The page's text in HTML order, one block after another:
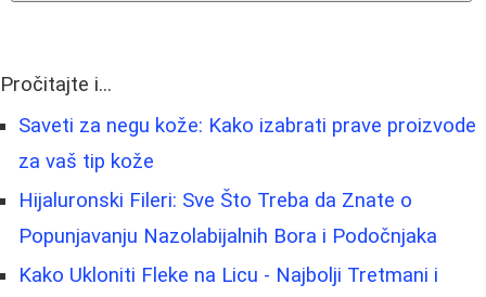
Pročitajte i...
Saveti za negu kože: Kako izabrati prave proizvode
za vaš tip kože
Hijaluronski Fileri: Sve Što Treba da Znate o
Popunjavanju Nazolabijalnih Bora i Podočnjaka
Kako Ukloniti Fleke na Licu - Najbolji Tretmani i